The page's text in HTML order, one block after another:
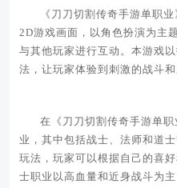
《刀刀切割传奇手游单职
2D游戏画面，以角色扮演为主
与其他玩家进行互动。本游戏
法，让玩家体验到刺激的战斗和
在《刀刀切割传奇手游单
业，其中包括战士、法师和道
玩法，玩家可以根据自己的喜
士职业以高血量和近身战斗为